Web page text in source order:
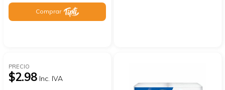
Comprar
PRECIO
$2.98 Inc. IVA